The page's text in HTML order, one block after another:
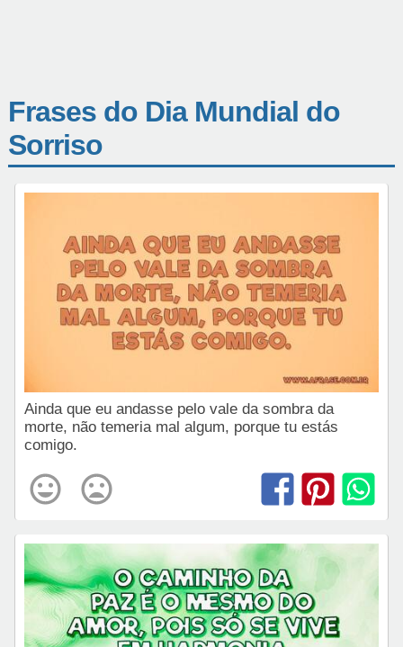
Frases do Dia Mundial do
Sorriso
Ainda que eu andasse pelo vale da sombra da
morte, não temeria mal algum, porque tu estás
comigo.